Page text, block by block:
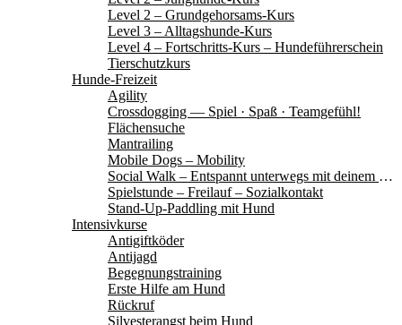
Level 2 – Grundgehorsams-Kurs
Level 3 – Alltagshunde-Kurs
Level 4 – Fortschritts-Kurs – Hundeführerschein
Tierschutzkurs
Hunde-Freizeit
Agility
Crossdogging — Spiel · Spaß · Teamgefühl!
Flächensuche
Mantrailing
Mobile Dogs – Mobility
Social Walk – Entspannt unterwegs mit deinem Hund
Spielstunde – Freilauf – Sozialkontakt
Stand-Up-Paddling mit Hund
Intensivkurse
Antigiftköder
Antijagd
Begegnungstraining
Erste Hilfe am Hund
Rückruf
Silvesterangst beim Hund